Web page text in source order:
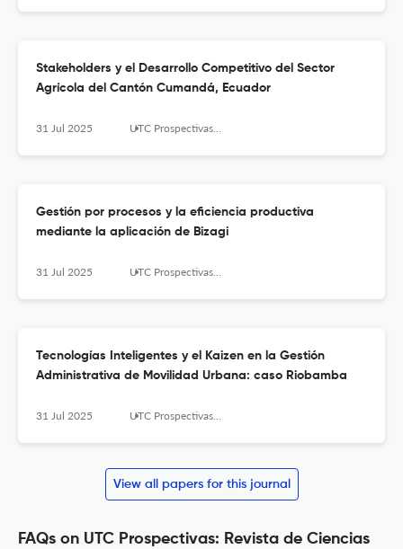
Stakeholders y el Desarrollo Competitivo del Sector
Agrícola del Cantón Cumandá, Ecuador
31 Jul 2025 UTC Prospectivas: Revista de Ciencias Administrativas y Económicas
Gestión por procesos y la eficiencia productiva
mediante la aplicación de Bizagi
31 Jul 2025 UTC Prospectivas: Revista de Ciencias Administrativas y Económicas
Tecnologías Inteligentes y el Kaizen en la Gestión
Administrativa de Movilidad Urbana: caso Riobamba
31 Jul 2025 UTC Prospectivas: Revista de Ciencias Administrativas y Económicas
View all papers for this journal
FAQs on UTC Prospectivas: Revista de Ciencias